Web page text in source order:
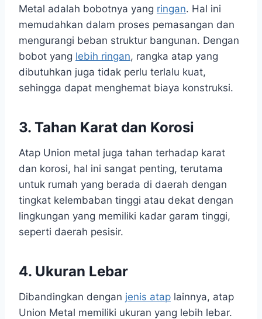
Metal adalah bobotnya yang ringan. Hal ini
memudahkan dalam proses pemasangan dan
mengurangi beban struktur bangunan. Dengan
bobot yang lebih ringan, rangka atap yang
dibutuhkan juga tidak perlu terlalu kuat,
sehingga dapat menghemat biaya konstruksi.
3. Tahan Karat dan Korosi
Atap Union metal juga tahan terhadap karat
dan korosi, hal ini sangat penting, terutama
untuk rumah yang berada di daerah dengan
tingkat kelembaban tinggi atau dekat dengan
lingkungan yang memiliki kadar garam tinggi,
seperti daerah pesisir.
4. Ukuran Lebar
Dibandingkan dengan jenis atap lainnya, atap
Union Metal memiliki ukuran yang lebih lebar.